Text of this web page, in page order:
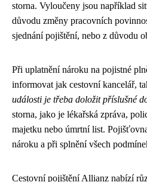
storna. Vyloučeny jsou například
důvodu změny pracovních
sjednání pojištění, nebo z důvodu
Při uplatnění nároku na pojistné
informovat jak cestovní kancelář,
události je třeba doložit příslušné
storna, jako je lékařská zpráva,
majetku nebo úmrtní list.
nároku a při splnění všech
Cestovní pojištění Allianz nabízí